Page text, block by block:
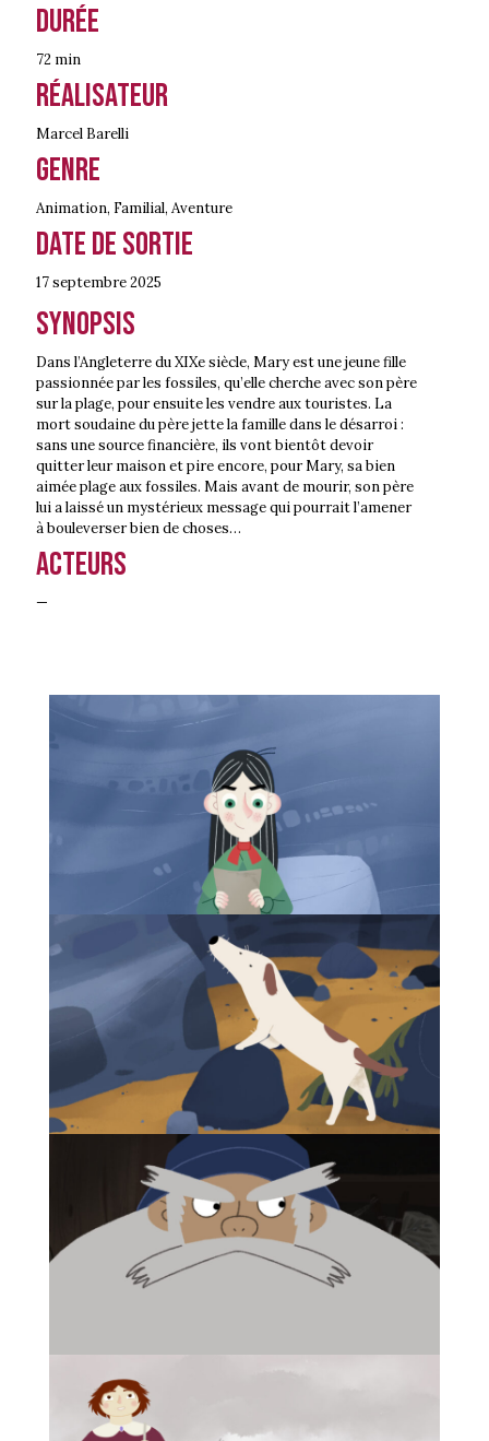
Durée
72 min
Réalisateur
Marcel Barelli
Genre
Animation, Familial, Aventure
Date de sortie
17 septembre2025
Synopsis
Dans l’Angleterre du XIXe siècle, Mary est une jeune fille
passionnée par les fossiles, qu’elle cherche avec son père
sur la plage, pour ensuite les vendre aux touristes. La
mort soudaine du père jette la famille dans le désarroi :
sans une source financière, ils vont bientôt devoir
quitter leur maison et pire encore, pour Mary, sa bien
aimée plage aux fossiles. Mais avant de mourir, son père
lui a laissé un mystérieux message qui pourrait l’amener
à bouleverser bien de choses…
Acteurs
—